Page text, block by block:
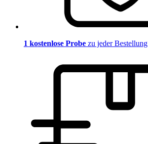
1 kostenlose Probe zu jeder Bestellung